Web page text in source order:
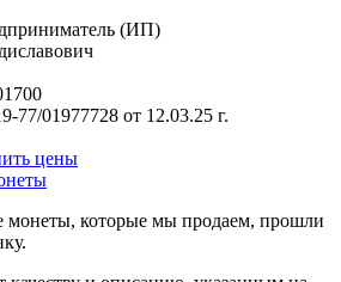
(ИП)
01977728 от 12.03.25 г.
цены
монеты, которые мы продаем, прошли